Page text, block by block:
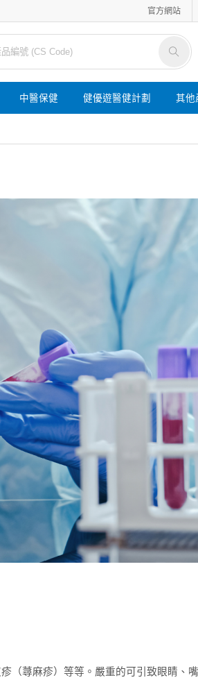
官方網站
中醫保健 健優遊醫健計劃 其他
（蕁麻疹）等等。嚴重的可引致眼睛、